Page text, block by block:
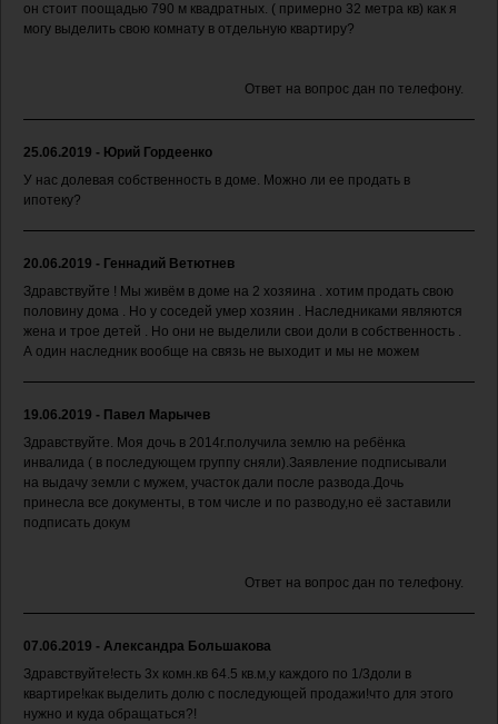
он стоит поощадью 790 м квадратных. ( примерно 32 метра кв) как я
могу выделить свою комнату в отдельную квартиру?
Ответ на вопрос дан по телефону.
25.06.2019 - Юрий Гордеенко
У нас долевая собственность в доме. Можно ли ее продать в
ипотеку?
20.06.2019 - Геннадий Ветютнев
Здравствуйте ! Мы живём в доме на 2 хозяина . хотим продать свою
половину дома . Но у соседей умер хозяин . Наследниками являются
жена и трое детей . Но они не выделили свои доли в собственность .
А один наследник вообще на связь не выходит и мы не можем
19.06.2019 - Павел Марычев
Здравствуйте. Моя дочь в 2014г.получила землю на ребёнка
инвалида ( в последующем группу сняли).Заявление подписывали
на выдачу земли с мужем, участок дали после развода.Дочь
принесла все документы, в том числе и по разводу,но её заставили
подписать докум
Ответ на вопрос дан по телефону.
07.06.2019 - Александра Большакова
Здравствуйте!есть 3х комн.кв 64.5 кв.м,у каждого по 1/3доли в
квартире!как выделить долю с последующей продажи!что для этого
нужно и куда обращаться?!